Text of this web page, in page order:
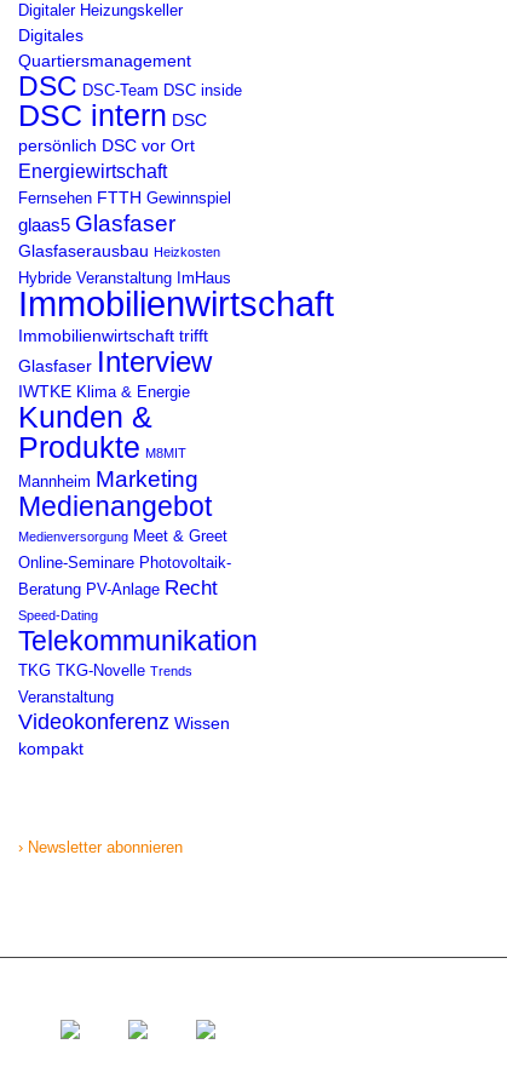
Digitaler Heizungskeller
Digitales
Quartiersmanagement
DSC DSC-Team DSC inside
DSC intern DSC
persönlich DSC vor Ort
Energiewirtschaft
Fernsehen FTTH Gewinnspiel
glaas5 Glasfaser
Glasfaserausbau Heizkosten
Hybride Veranstaltung ImHaus
Immobilienwirtschaft
Immobilienwirtschaft trifft
Glasfaser Interview
IWTKE Klima & Energie
Kunden &
Produkte M8MIT
Mannheim Marketing
Medienangebot
Medienversorgung Meet & Greet
Online-Seminare Photovoltaik-
Beratung PV-Anlage Recht
Speed-Dating
Telekommunikation
TKG TKG-Novelle Trends
Veranstaltung
Videokonferenz Wissen
kompakt
› Newsletter abonnieren